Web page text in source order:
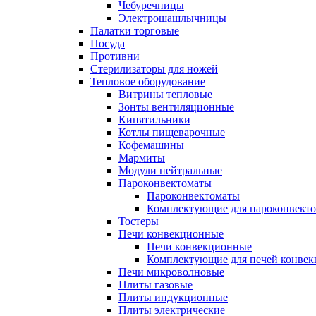
Чебуречницы
Электрошашлычницы
Палатки торговые
Посуда
Противни
Стерилизаторы для ножей
Тепловое оборудование
Витрины тепловые
Зонты вентиляционные
Кипятильники
Котлы пищеварочные
Кофемашины
Мармиты
Модули нейтральные
Пароконвектоматы
Пароконвектоматы
Комплектующие для
Тостеры
Печи конвекционные
Печи конвекционные
Комплектующие для печей
Печи микроволновые
Плиты газовые
Плиты индукционные
Плиты электрические